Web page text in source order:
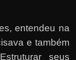
entendeu na
e também
seus